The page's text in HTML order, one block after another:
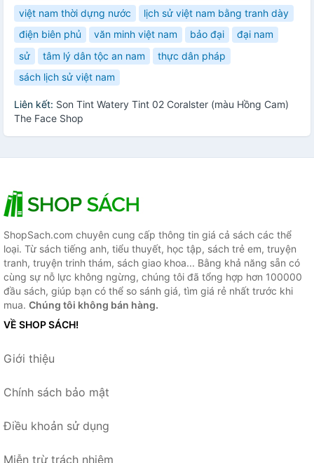
việt nam thời dựng nước
lịch sử việt nam bằng tranh dày
điện biên phủ
văn minh việt nam bảo đại
đại nam
sử
tâm lý dân tộc an nam
thực dân pháp
sách lịch sử việt nam
Liên kết: Son Tint Watery Tint 02 Coralster (màu Hồng Cam)
The Face Shop
ShopSach.com chuyên cung cấp thông tin giá cả sách các thể
loại. Từ sách tiếng anh, tiểu thuyết, học tập, sách trẻ em, truyện
tranh, truyện trinh thám, sách giao khoa... Bằng khả năng sẵn có
cùng sự nỗ lực không ngừng, chúng tôi đã tổng hợp hơn 100000
đầu sách, giúp bạn có thể so sánh giá, tìm giá rẻ nhất trước khi
mua. Chúng tôi không bán hàng.
VỀ SHOP SÁCH!
Giới thiệu
Chính sách bảo mật
Điều khoản sử dụng
Miễn trừ trách nhiệm